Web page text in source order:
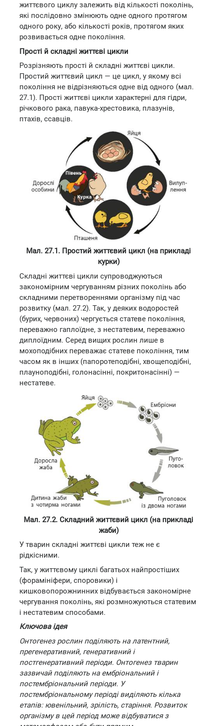
життєвого циклу залежить від кількості поколінь,
які послідовно змінюють одне одного протягом
одного року, або кількості років, протягом яких
розвивається одне покоління.
Прості й складні життєві цикли
Розрізняють прості й складні життєві цикли.
Простий життєвий цикл — це цикл, у якому всі
покоління не відрізняються одне від одного (мал.
27.1). Прості життєві цикли характерні для гідри,
річкового рака, павука-хрестовика, плазунів,
птахів, ссавців.
Мал. 27.1. Простий життєвий цикл (на прикладі
курки)
Складні життєві цикли супроводжуються
закономірним чергуванням різних поколінь або
складними перетвореннями організму під час
розвитку (мал. 27.2). Так, у деяких водоростей
(бурих, червоних) чергується статеве покоління,
переважно гаплоїдне, з нестатевим, переважно
диплоїдним. Серед вищих рослин лише в
мохоподібних переважає статеве покоління, тим
часом як в інших (папоротеподібні, хвощеподібні,
плауноподібні, голонасінні, покритонасінні) —
нестатеве.
Мал. 27.2. Складний життєвий цикл (на прикладі
жаби)
У тварин складні життєві цикли теж не є
рідкісними.
Так, у життєвому циклі багатьох найпростіших
(форамініфери, споровики) і
кишковопорожнинних відбувається закономірне
чергування поколінь, які розмножуються статевим
і нестатевим способами.
Ключова ідея
Онтогенез рослин поділяють на латентний,
прегенеративний, генеративний і
постгенеративний періоди. Онтогенез тварин
зазвичай поділяють на ембріональний і
постембріональний періоди. У
постембріональному періоді виділяють кілька
етапів: ювенільний, зрілість, старіння. Розвиток
організму в цей період може відбуватися з